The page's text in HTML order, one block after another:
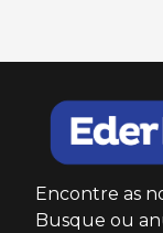
Encontre as
Busque ou